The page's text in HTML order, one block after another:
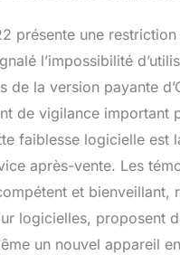
présente une
l’impossibilité
de la version payante
de vigilance
faiblesse logicielle
après-vente. Les
et bienveillant,
logicielles, proposent
un nouvel appareil